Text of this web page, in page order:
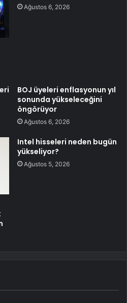
Ağustos 6, 2026
BOJ üyeleri enflasyonun yıl
sonunda yükseleceğini
öngörüyor
Ağustos 6, 2026
Intel hisseleri neden bugün
yükseliyor?
Ağustos 5, 2026